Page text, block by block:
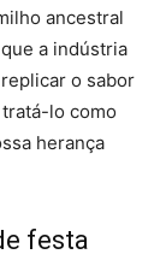
ancestral
a indústria
o sabor
tratá-lo como
herança
festa